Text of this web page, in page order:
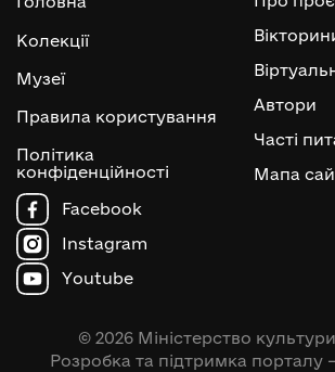
Колекції
Музеї
Правила користування
Політика
конфіденційності
Автори
Часті
Мапа
Facebook
Instagram
Youtube
© 2026 Міністерство
Розробка та підтримка порталу